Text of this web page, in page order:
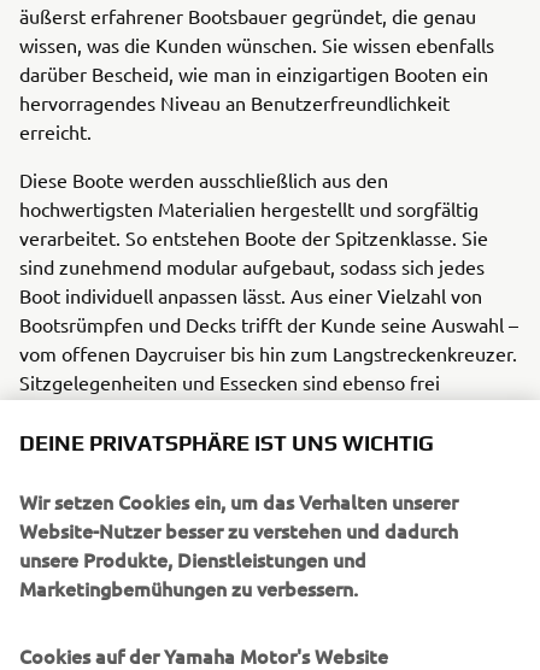
äußerst erfahrener Bootsbauer gegründet, die genau
wissen, was die Kunden wünschen. Sie wissen ebenfalls
darüber Bescheid, wie man in einzigartigen Booten ein
hervorragendes Niveau an Benutzerfreundlichkeit
erreicht.
Diese Boote werden ausschließlich aus den
hochwertigsten Materialien hergestellt und sorgfältig
verarbeitet. So entstehen Boote der Spitzenklasse. Sie
sind zunehmend modular aufgebaut, sodass sich jedes
Boot individuell anpassen lässt. Aus einer Vielzahl von
Bootsrümpfen und Decks trifft der Kunde seine Auswahl –
vom offenen Daycruiser bis hin zum Langstreckenkreuzer.
Sitzgelegenheiten und Essecken sind ebenso frei
fürs Angeln. Die Modellpalette beginnt bei 27 Fuß und
erweitert.
Die Entwicklung und der Bau finden zurzeit statt. Anfang
2022 werden die Schiffe auf dem Wasser in Betrieb
genommen. Die offizielle Markteinführung findet auf der
DEINE PRIVATSPHÄRE IST UNS WICHTIG
Wir setzen Cookies ein, um das Verhalten unserer
Website-Nutzer besser zu verstehen und dadurch
unsere Produkte, Dienstleistungen und
Marketingbemühungen zu verbessern.
Cookies auf der Yamaha Motor's Website